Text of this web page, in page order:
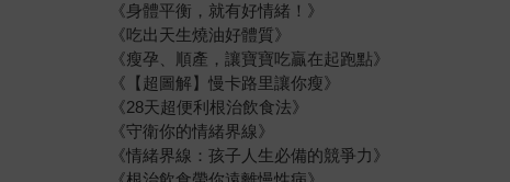
《身體平衡，就有好情緒！》
《吃出天生燒油好體質》
《瘦孕、順產，讓寶寶吃贏在起跑點》
《【超圖解】慢卡路里讓你瘦》
《28天超便利根治飲食法》
《守衛你的情緒界線》
《情緒界線：孩子人生必備的競爭力》